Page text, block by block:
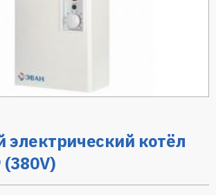
котёл